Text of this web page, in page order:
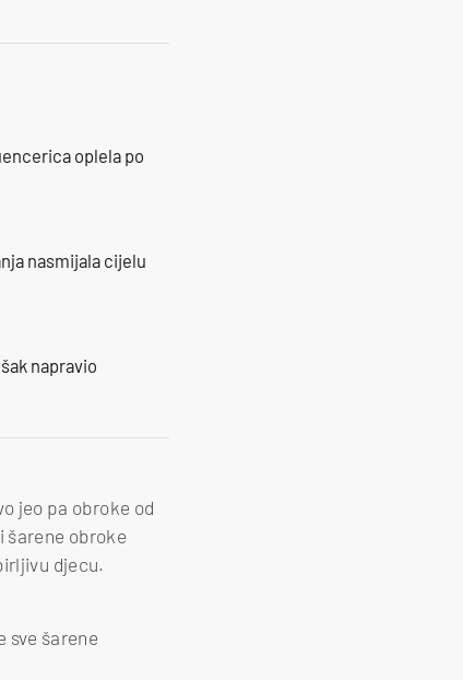
oplela po
nasmijala cijelu
napravio
jeo pa obroke od
šarene obroke
djecu.
sve šarene